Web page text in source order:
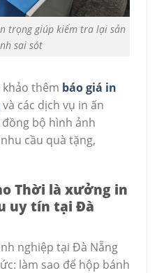
trọng giúp kiểm tra lại sản
sai sót
thêm báo giá in
và các dịch vụ in ấn
đồng bộ hình ảnh
cầu quà tặng,
Thời là xưởng in
uy tín tại Đà
nghiệp tại Đà Nẵng
làm sao để hộp bánh